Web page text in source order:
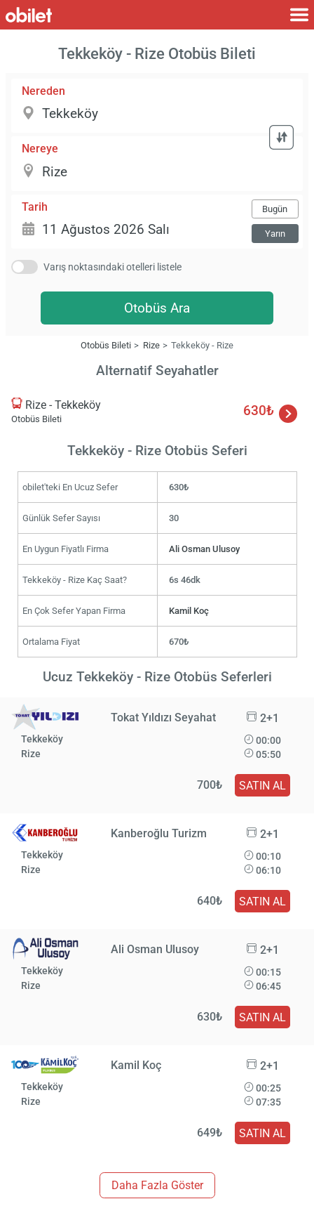
Tekkeköy - Rize Otobüs Bileti
Nereden
Nereye
Tarih Bugün
Yarın
Varış noktasındaki otelleri listele
Otobüs Ara
Otobüs Bileti Rize Tekkeköy - Rize
Alternatif Seyahatler
Rize - Tekkeköy
Otobüs Bileti
630₺
Tekkeköy - Rize Otobüs Seferi
obilet'teki En Ucuz Sefer 630₺
Günlük Sefer Sayısı 30
En Uygun Fiyatlı Firma Ali Osman Ulusoy
Tekkeköy - Rize Kaç Saat? 6s 46dk
En Çok Sefer Yapan Firma Kamil Koç
Ortalama Fiyat 670₺
Ucuz Tekkeköy - Rize Otobüs Seferleri
Tokat Yıldızı Seyahat 2+1
Tekkeköy
Rize
00:00
05:50
700₺ SATIN AL
Kanberoğlu Turizm 2+1
Tekkeköy
Rize
00:10
06:10
640₺ SATIN AL
Ali Osman Ulusoy 2+1
Tekkeköy
Rize
00:15
06:45
630₺ SATIN AL
Kamil Koç 2+1
Tekkeköy
Rize
00:25
07:35
649₺ SATIN AL
Daha Fazla Göster